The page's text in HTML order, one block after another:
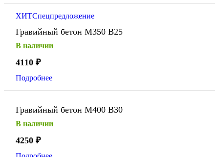
ХИТСпецпредложение
Гравийный бетон М350 В25
В наличии
4110 ₽
Подробнее
Гравийный бетон М400 В30
В наличии
4250 ₽